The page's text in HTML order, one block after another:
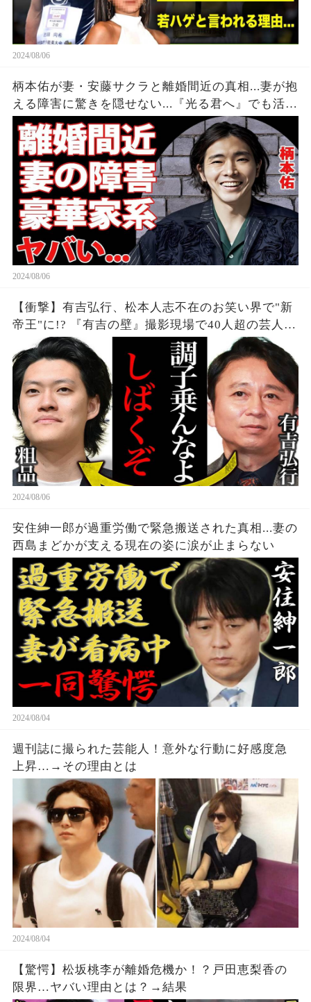
2024/08/06
柄本佑が妻・安藤サクラと離婚間近の真相...妻が抱
える障害に驚きを隠せない...『光る君へ』でも活躍
する俳優のヤバすぎる家系に言葉を失う...
2024/08/06
【衝撃】有吉弘行、松本人志不在のお笑い界で"新
帝王"に!? 『有吉の壁』撮影現場で40人超の芸人集
結、吉本タレントも続々"有吉軍団"入り。業界の勢
力図が大きく変化、その実態とは...？
2024/08/06
安住紳一郎が過重労働で緊急搬送された真相...妻の
西島まどかが支える現在の姿に涙が止まらない
2024/08/04
週刊誌に撮られた芸能人！意外な行動に好感度急
上昇…→その理由とは
2024/08/04
【驚愕】松坂桃李が離婚危機か！？戸田恵梨香の
限界…ヤバい理由とは？→結果